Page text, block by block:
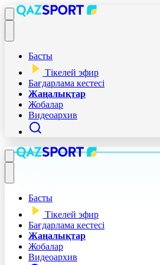
Басты
Тікелей эфир
Бағдарлама кестесі
Жаңалықтар
Жобалар
Видеоархив
Басты
Тікелей эфир
Бағдарлама кестесі
Жаңалықтар
Жобалар
Видеоархив